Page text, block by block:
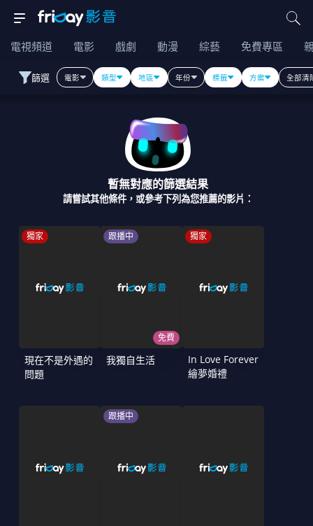
電視頻道 電影 戲劇 動漫 綜藝 免費專區
篩選 電影 類型 地區 年份 標籤 方案 全部清
暫無對應的篩選結果
請嘗試其他條件，或參考下列為您推薦的影片：
獨家
現在不是外遇的
問題
跟播中
免費
我獨自生活
獨家
In Love Forever
繪夢婚禮
跟播中